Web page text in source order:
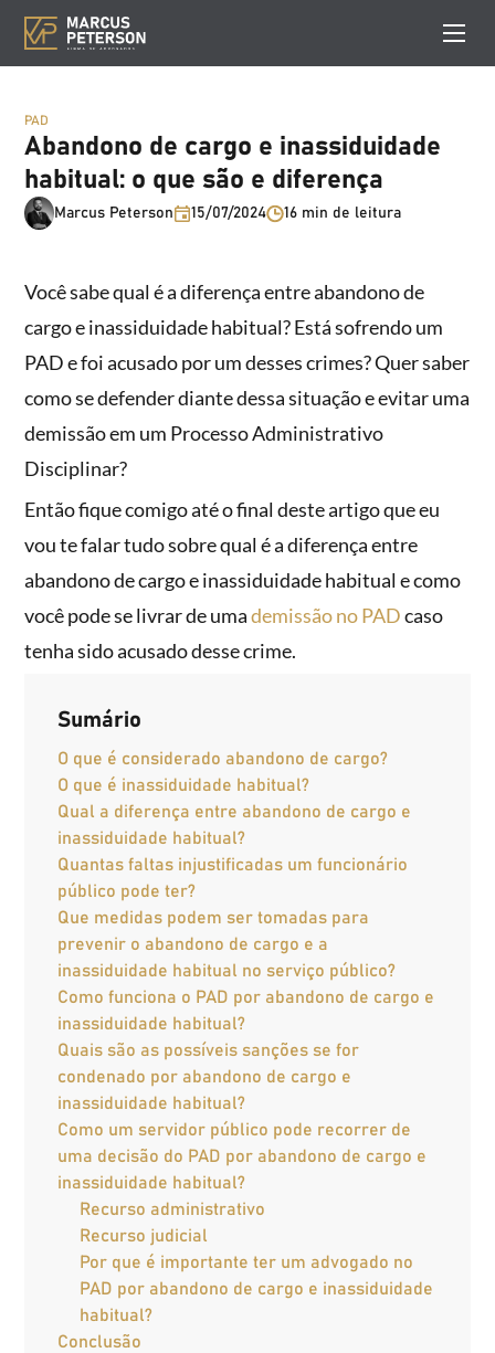
PAD
Abandono de cargo e inassiduidade
habitual: o que são e diferença
Marcus Peterson 15/07/2024 16 min de leitura
Você sabe qual é a diferença entre abandono de
cargo e inassiduidade habitual? Está sofrendo um
PAD e foi acusado por um desses crimes? Quer saber
como se defender diante dessa situação e evitar uma
demissão em um Processo Administrativo
Disciplinar?
Então fique comigo até o final deste artigo que eu
vou te falar tudo sobre qual é a diferença entre
abandono de cargo e inassiduidade habitual e como
você pode se livrar de umademissão no PADcaso
tenha sido acusado desse crime.
Sumário
O que é considerado abandono de cargo?
O que é inassiduidade habitual?
Qual a diferença entre abandono de cargo e
inassiduidade habitual?
Quantas faltas injustificadas um funcionário
público pode ter?
Que medidas podem ser tomadas para
prevenir o abandono de cargo e a
inassiduidade habitual no serviço público?
Como funciona o PAD por abandono de cargo e
inassiduidade habitual?
Quais são as possíveis sanções se for
condenado por abandono de cargo e
inassiduidade habitual?
Como um servidor público pode recorrer de
uma decisão do PAD por abandono de cargo e
inassiduidade habitual?
Recurso administrativo
Recurso judicial
Por que é importante ter um advogado no
PAD por abandono de cargo e inassiduidade
habitual?
Conclusão